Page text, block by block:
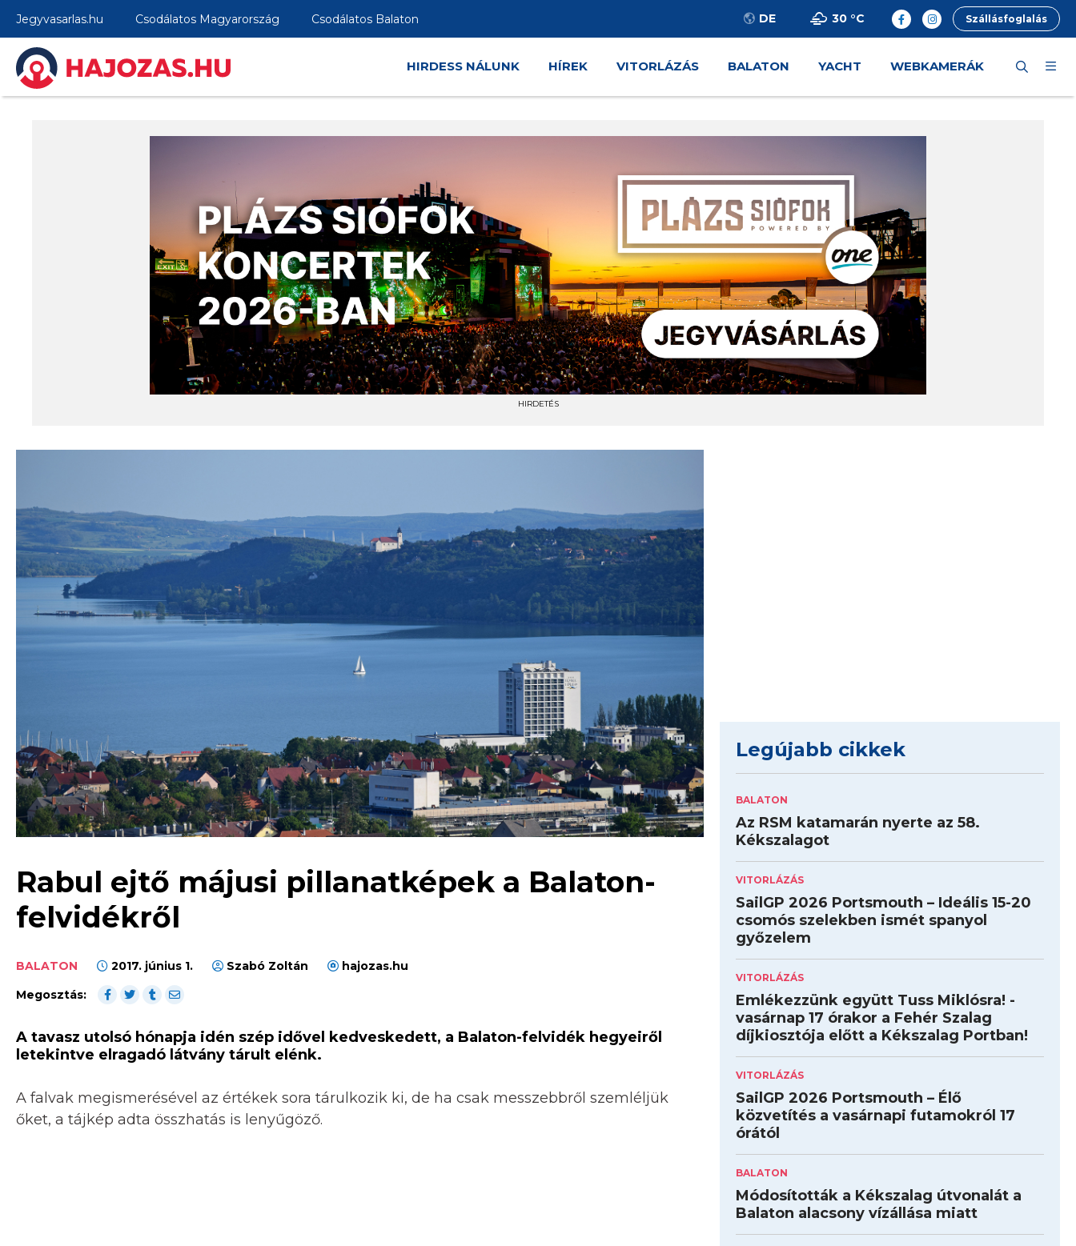
Jegyvasarlas.hu Csodálatos Magyarország Csodálatos Balaton DE 30 °C Szállásfoglalás
HIRDESS NÁLUNK HÍREK VITORLÁZÁS BALATON YACHT WEBKAMERÁK
HIRDETÉS
Rabul ejtő májusi pillanatképek a Balaton-
felvidékről
BALATON 2017. június 1. Szabó Zoltán
hajozas.hu
Megosztás:
A tavasz utolsó hónapja idén szép idővel kedveskedett, a Balaton-felvidék hegyeiről
letekintve elragadó látvány tárult elénk.
A falvak megismerésével az értékek sora tárulkozik ki, de ha csak messzebbről szemléljük
őket, a tájkép adta összhatás is lenyűgöző.
Legújabb cikkek
BALATON
Az RSM katamarán nyerte az 58.
Kékszalagot
VITORLÁZÁS
SailGP 2026 Portsmouth – Ideális 15-20
csomós szelekben ismét spanyol
győzelem
VITORLÁZÁS
Emlékezzünk együtt Tuss Miklósra! -
vasárnap 17 órakor a Fehér Szalag
díjkiosztója előtt a Kékszalag Portban!
VITORLÁZÁS
SailGP 2026 Portsmouth – Élő
közvetítés a vasárnapi futamokról 17
órától
BALATON
Módosították a Kékszalag útvonalát a
Balaton alacsony vízállása miatt